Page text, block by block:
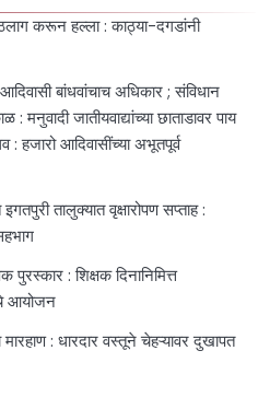
करून हल्ला : काठ्या-दगडांनी
बांधवांचाच अधिकार ; संविधान
: मनुवादी जातीयवाद्यांच्या छाताडावर पाय
आदिवासींच्या अभूतपूर्व
तालुक्यात वृक्षारोपण सप्ताह :
पुरस्कार : शिक्षक दिनानिमित्त
आयोजन
: धारदार वस्तूने चेहऱ्यावर दुखापत